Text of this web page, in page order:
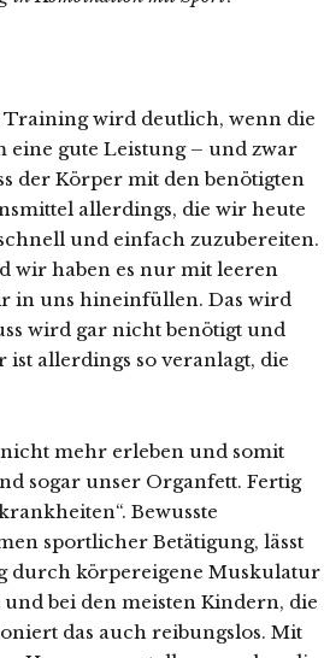
wird deutlich, wenn die
eine gute Leistung – und zwar
der Körper mit den benötigten
allerdings, die wir heute
und einfach zuzubereiten.
wir haben es nur mit leeren
in uns hineinfüllen. Das wird
wird gar nicht benötigt und
allerdings so veranlagt, die
mehr erleben und somit
sogar unser Organfett. Fertig
Bewusste
sportlicher Betätigung, lässt
durch körpereigene Muskulatur
bei den meisten Kindern, die
das auch reibungslos. Mit